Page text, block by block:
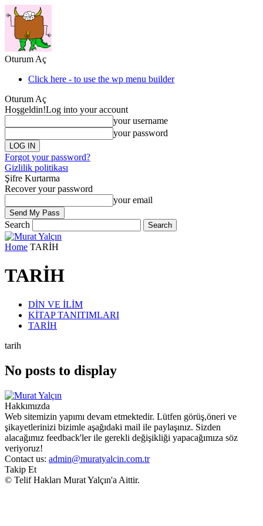
Oturum Aç
Click here - to use the wp menu builder
Oturum Aç
Hoşgeldin!Log into your account
your username
your password
Forgot your password?
Gizlilik politikası
Şifre Kurtarma
Recover your password
your email
Search
Home TARİH
TARİH
DİN VE İLİM
KİTAP TANITIMLARI
TARİH
tarih
No posts to display
Hakkımızda
Web sitemizin yapımı devam etmektedir. Lütfen görüş,öneri ve
şikayetlerinizi bizimle aşağıdaki mail ile paylaşınız. Sizden
alacağımız feedback'ler ile gerekli değişikliği yapacağımıza söz
veriyoruz!
Contact us: admin@muratyalcin.com.tr
Takip Et
© Telif Hakları Murat Yalçın'a Aittir.